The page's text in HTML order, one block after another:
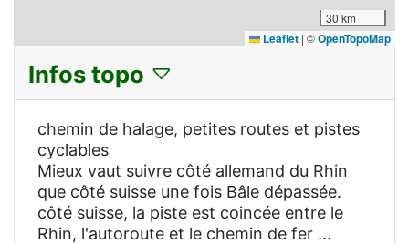
30 km
Leaflet | ©OpenTopoMap
Infos topo
chemin de halage, petites routes et pistes
cyclables
Mieux vaut suivre côté allemand du Rhin
que côté suisse une fois Bâle dépassée.
côté suisse, la piste est coincée entre le
Rhin, l'autoroute et le chemin de fer ...